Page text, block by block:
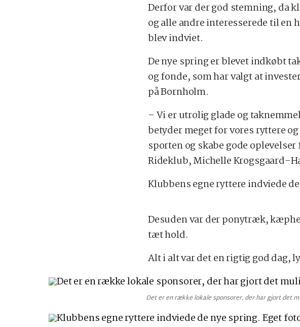
Derfor var der god stemning, da
og alle andre interesserede til
blev indviet.
De nye spring er blevet indkøbt
og fonde, som har valgt at
på Bornholm.
– Vi er utrolig glade og
betyder meget for vores ryttere
sporten og skabe gode
Rideklub, Michelle Krogsgaard-
Klubbens egne ryttere indviede
Desuden var der ponytræk,
tæt hold.
Alt i alt var det en rigtig god dag,
Det er en række lokale sponsorer, der har gjort det